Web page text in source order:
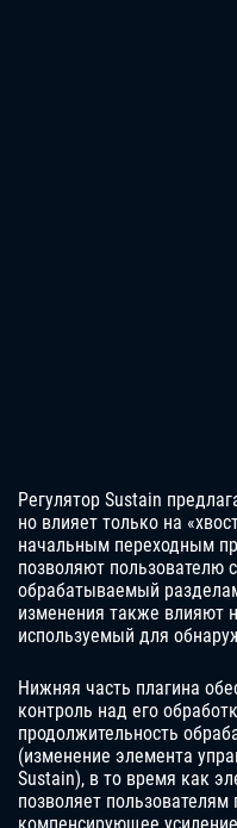
Регулятор Sustain
но влияет только на
начальным переходным
позволяют пользователю
обрабатываемый
изменения также влияют
используемый для
Нижняя часть плагина
контроль над его
продолжительность
(изменение элемента
Sustain), в то время как
позволяет